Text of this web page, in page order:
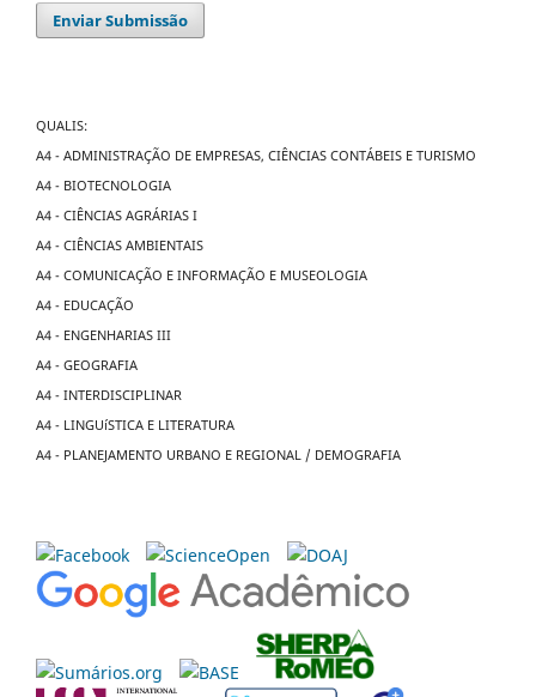
Enviar Submissão
QUALIS:
A4 - ADMINISTRAÇÃO DE EMPRESAS, CIÊNCIAS CONTÁBEIS E TURISMO
A4 - BIOTECNOLOGIA
A4 - CIÊNCIAS AGRÁRIAS I
A4 - CIÊNCIAS AMBIENTAIS
A4 - COMUNICAÇÃO E INFORMAÇÃO E MUSEOLOGIA
A4 - EDUCAÇÃO
A4 - ENGENHARIAS III
A4 - GEOGRAFIA
A4 - INTERDISCIPLINAR
A4 - LINGUíSTICA E LITERATURA
A4 - PLANEJAMENTO URBANO E REGIONAL / DEMOGRAFIA